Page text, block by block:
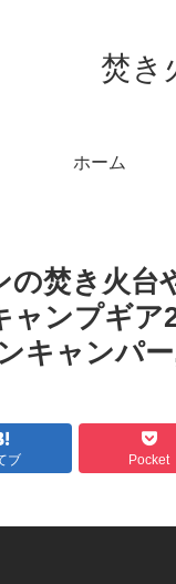
焚き
ホーム
の焚き火
ンプギア
キャンパ
ブ Pocket